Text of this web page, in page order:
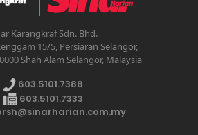
Karangkraf Sdn. Bhd.
15/5, Persiaran Selangor,
Shah Alam Selangor, Malaysia
603.5101.7388
603.5101.7333